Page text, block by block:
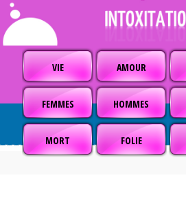
VIE AMOUR
FEMMES HOMMES
MORT FOLIE